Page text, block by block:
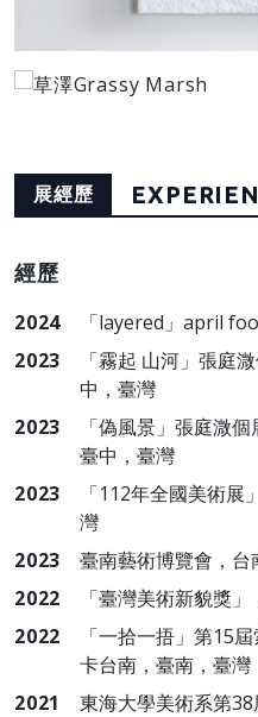
展經歷
經歷
2024
「layered」april
2023
「霧起 山河」張庭
中，臺灣
2023
「偽風景」張庭溦
臺中，臺灣
2023
「112年全國美術
灣
2023
臺南藝術博覽會，
2022
「臺灣美術新貌獎
2022
「一拾一捂」第15
卡台南，臺南，臺灣
2021
東海大學美術系第